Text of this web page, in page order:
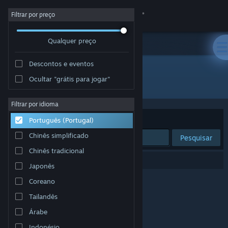
Iniciar sessão
Sobre
Apoio
Alterar idioma
Instala a app móvel do Steam
Ver versão para computadores
Filtrar por preço
Qualquer preço
Descontos e eventos
Ocultar "grátis para jogar"
Filtrar por idioma
Português (Portugal)
Chinês simplificado
Chinês tradicional
Japonês
Coreano
Tailandês
Árabe
Developer: Conflux Games
Ordenar por Relevância
Pesquisar